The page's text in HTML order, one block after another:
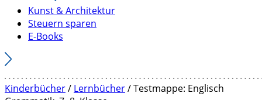
Kunst & Architektur
Steuern sparen
E-Books
Kinderbücher/ Lernbücher/ Testmappe: Englisch